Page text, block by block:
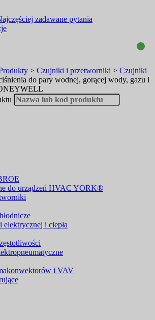
zadawane pytania
> Czujniki i przetworniki > Czujniki
do pary wodnej, gorącej wody, gazu i
do urządzeń HVAC YORK®
i ciepła
i VAV